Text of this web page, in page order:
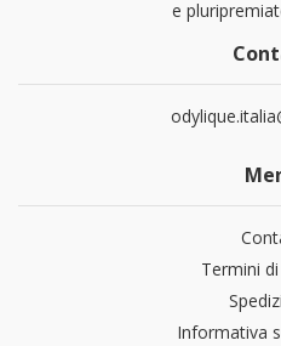
e
Termini
Informativa